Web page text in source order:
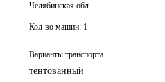
Челябинская обл.
Кол-во машин: 1
Варианты транспорта
тентованный